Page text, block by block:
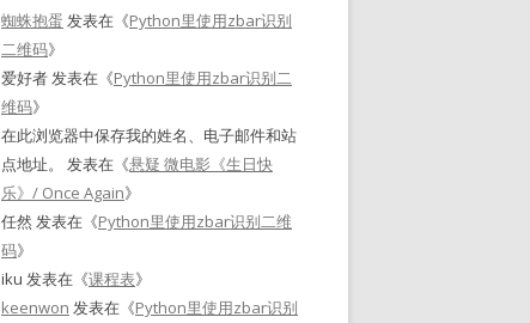
蜘蛛抱蛋 发表在《Python里使用zbar识别
二维码》
爱好者发表在《Python里使用zbar识别二
维码》
在此浏览器中保存我的姓名、电子邮件和站
点地址。
发表在《悬疑 微电影《生日快
乐》/ Once Again》
任然 发表在《Python里使用zbar识别二维
码》
iku 发表在《课程表》
keenwon 发表在《Python里使用zbar识别